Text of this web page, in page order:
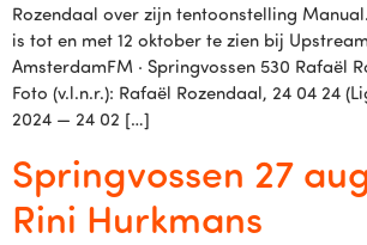
Rozendaal over zijn tentoonstelling
is tot en met 12 oktober te zien bij
AmsterdamFM · Springvossen 530 Rafaël
Foto (v.l.n.r.): Rafaël Rozendaal, 24 04 24
2024 — 24 02 […]
Springvossen 27
Rini Hurkmans